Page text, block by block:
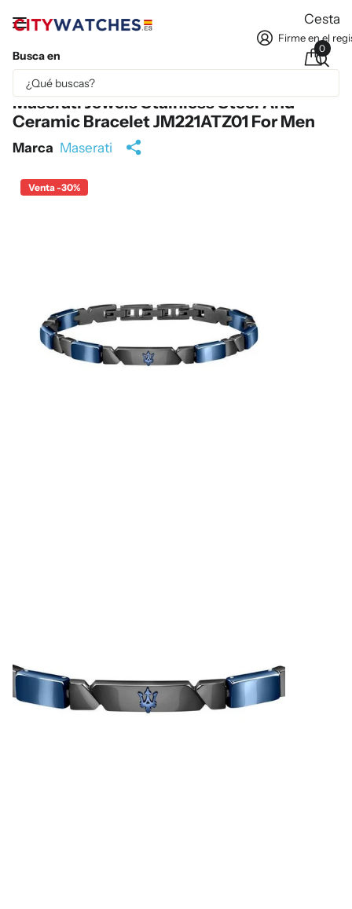
Busca en
Firme en el
Cesta
0
Parte del contenido se ha traducido automáticamente.
Maserati Jewels Stainless Steel And
Ceramic Bracelet JM221ATZ01 For Men
Marca Maserati
Venta -30%